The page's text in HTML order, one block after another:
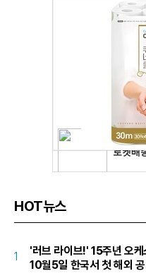
HOT뉴스
1
'러브 라이브!' 15주년 오케
10월5일 한국서 첫 해외